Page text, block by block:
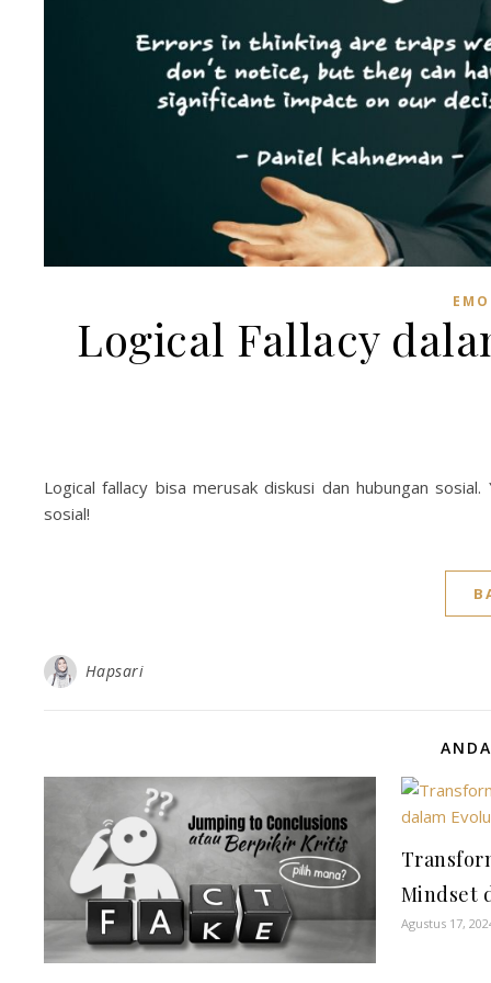
Logical Fallacy
Logical fallacy bisa merusak diskusi dan hubungan
sosial!
Hapsari
Mindset
Agustus 17,